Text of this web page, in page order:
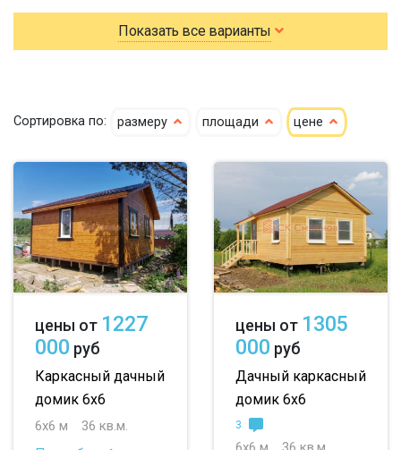
зимние
для постоянного проживания
6х7
7х9 7х10
9х9
10х12
большие
маленькие
до 50 м
Показать все варианты
Сортировка по: размеру площади цене
цены от 1227
000 руб
Каркасный дачный
домик 6х6
6х6 м
36 кв.м.
цены от 1305
000 руб
Дачный каркасный
домик 6х6
3